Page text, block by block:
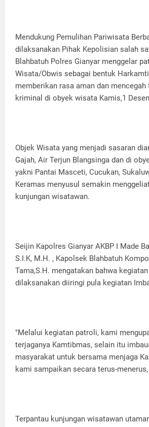
Mendukung Pemulihan Pariwisata
dilaksanakan Pihak Kepolisian salah
Blahbatuh Polres Gianyar menggelar
Wisata/Obwis sebagai bentuk
memberikan rasa aman dan
kriminal di obyek wisata Kamis,1
Objek Wisata yang menjadi sasaran
Gajah, Air Terjun Blangsinga dan di
yakni Pantai Masceti, Cucukan,
Keramas menyusul semakin
kunjungan wisatawan.
Seijin Kapolres Gianyar AKBP I Made
S.I.K, M.H. , Kapolsek Blahbatuh
Tama,S.H. mengatakan bahwa
dilaksanakan diiringi pula kegiatan
"Melalui kegiatan patroli, kami
terjaganya Kamtibmas, selain itu
masyarakat untuk bersama menjaga
kami sampaikan secara terus-
Terpantau kunjungan wisatawan